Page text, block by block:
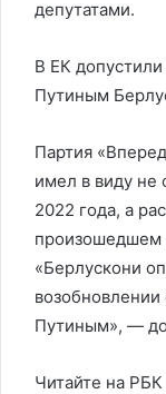
депутатами.
В ЕК
Путиным
Партия
имел в виду не
2022 года, а
произошедшем
«Берлускони
Путиным», —
Читайте на